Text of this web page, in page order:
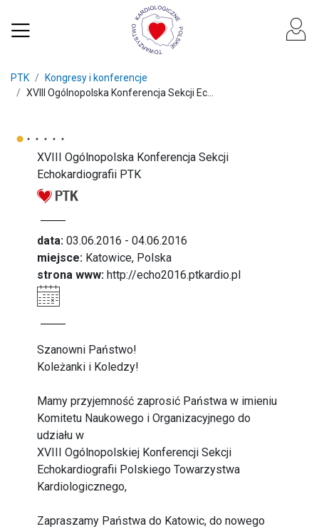
PTK
Kongresy i konferencje
XVIII Ogólnopolska Konferencja Sekcji Ec...
XVIII Ogólnopolska Konferencja Sekcji
Echokardiografii PTK
data: 03.06.2016 - 04.06.2016
miejsce: Katowice, Polska
strona www: http://echo2016.ptkardio.pl
Szanowni Państwo!
Koleżanki i Koledzy!
Mamy przyjemność zaprosić Państwa w imieniu
Komitetu Naukowego i Organizacyjnego do
udziału w
XVIII Ogólnopolskiej Konferencji Sekcji
Echokardiografii Polskiego Towarzystwa
Kardiologicznego,
Zapraszamy Państwa do Katowic, do nowego